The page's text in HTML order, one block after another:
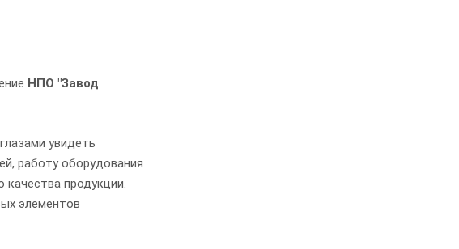
НПО "Завод
увидеть
работу оборудования
продукции.
элементов